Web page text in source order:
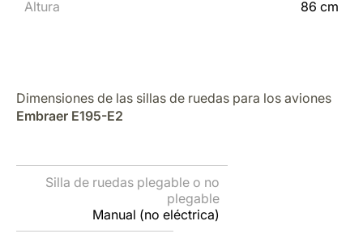
86 cm
Dimensiones de las sillas de ruedas para los aviones
Embraer E195-E2
Longitud Ancho Altura
Manual (no eléctrica)